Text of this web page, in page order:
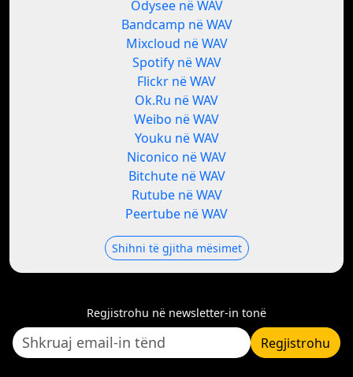
Odysee në WAV
Bandcamp në WAV
Mixcloud në WAV
Spotify në WAV
Flickr në WAV
Ok.Ru në WAV
Weibo në WAV
Youku në WAV
Niconico në WAV
Bitchute në WAV
Rutube në WAV
Peertube në WAV
Shihni të gjitha mësimet
Regjistrohu në newsletter-in tonë
Regjistrohu